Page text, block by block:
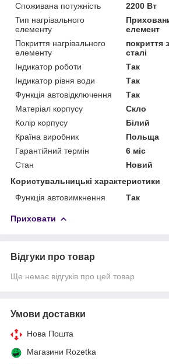
Споживана потужність
2200 Вт
Тип нагрівального
елементу
елемент
Покриття нагрівального
елементу
покриття
сталі
Індикатор роботи
Так
Індикатор рівня води
Так
Функція автовідключення
Так
Матеріал корпусу
Скло
Колір корпусу
Білий
Країна виробник
Польща
Гарантійний термін
6 міс
Стан
Новий
Користувальницькі характеристики
Функція автовимкнення
Так
Приховати
Відгуки про товар
Ще немає відгуків про цей товар
Умови доставки
Нова Пошта
Магазини Rozetka